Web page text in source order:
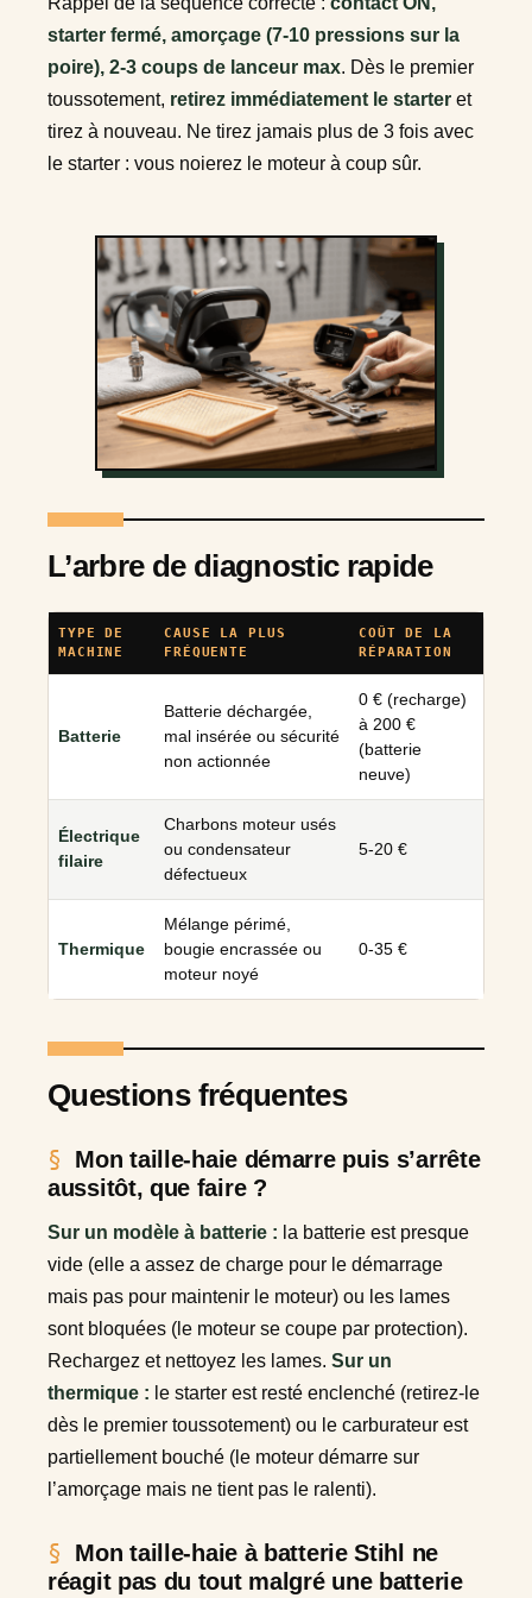
starter fermé, amorçage (7-10 pressions sur la
poire), 2-3 coups de lanceur max. Dès le premier
toussotement, retirez immédiatement le starter et
tirez à nouveau. Ne tirez jamais plus de 3 fois avec
le starter : vous noierez le moteur à coup sûr.
L’arbre de diagnostic rapide
TYPE DE
MACHINE
CAUSE LA PLUS
FRÉQUENTE
COÛT DE LA
RÉPARATION
Batterie
Batterie déchargée,
mal insérée ou sécurité
non actionnée
0 € (recharge)
à 200 €
(batterie
neuve)
Électrique
filaire
Charbons moteur usés
ou condensateur
défectueux
5-20 €
Thermique
Mélange périmé,
bougie encrassée ou
moteur noyé
0-35 €
Questions fréquentes
Mon taille-haie démarre puis s’arrête
aussitôt, que faire ?
Sur un modèle à batterie : la batterie est presque
vide (elle a assez de charge pour le démarrage
mais pas pour maintenir le moteur) ou les lames
sont bloquées (le moteur se coupe par protection).
Rechargez et nettoyez les lames. Sur un
thermique : le starter est resté enclenché (retirez-le
dès le premier toussotement) ou le carburateur est
partiellement bouché (le moteur démarre sur
l’amorçage mais ne tient pas le ralenti).
Mon taille-haie à batterie Stihl ne
réagit pas du tout malgré une batterie